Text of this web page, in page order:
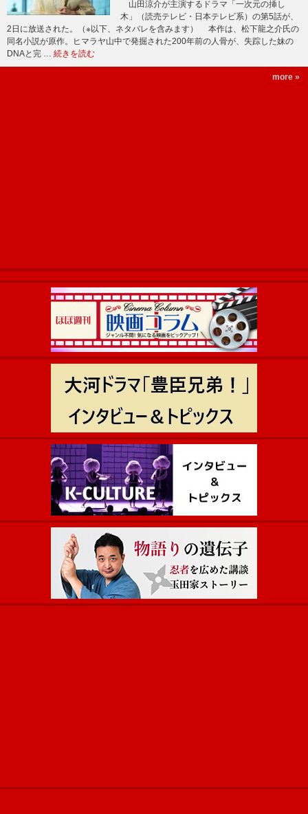
山田涼介が主演するドラマ「一次元の挿し
木」（読売テレビ・日本テレビ系）の第5話が、
2日に放送された。（※以下、ネタバレを含みます） 本作は、松下龍之介氏の
同名小説が原作。ヒマラヤ山中で発掘された200年前の人骨が、失踪した妹の
DNAと完 … 続きを読む
more »